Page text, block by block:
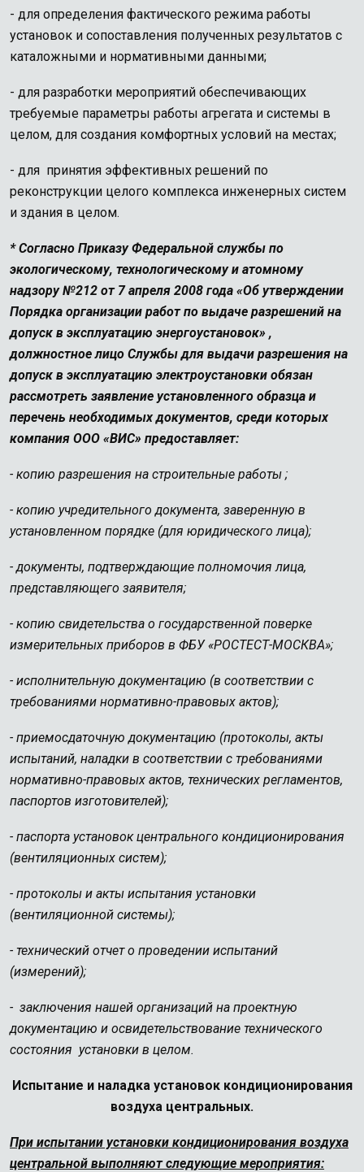
- для определения фактического режима работы
установок и сопоставления полученных результатов с
каталожными и нормативными данными;
- для разработки мероприятий обеспечивающих
требуемые параметры работы агрегата и системы в
целом, для создания комфортных условий на местах;
- для принятия эффективных решений по
реконструкции целого комплекса инженерных систем
и здания в целом.
* Согласно Приказу Федеральной службы по
экологическому, технологическому и атомному
надзору №212 от 7 апреля 2008 года «Об утверждении
Порядка организации работ по выдаче разрешений на
допуск в эксплуатацию энергоустановок» ,
должностное лицо Службы для выдачи разрешения на
допуск в эксплуатацию электроустановки обязан
рассмотреть заявление установленного образца и
перечень необходимых документов, среди которых
компания ООО «ВИС» предоставляет:
- копию разрешения на строительные работы ;
- копию учредительного документа, заверенную в
установленном порядке (для юридического лица);
- документы, подтверждающие полномочия лица,
представляющего заявителя;
- копию свидетельства о государственной поверке
измерительных приборов в ФБУ «РОСТЕСТ-МОСКВА»;
- исполнительную документацию (в соответствии с
требованиями нормативно-правовых актов);
- приемосдаточную документацию (протоколы, акты
испытаний, наладки в соответствии с требованиями
нормативно-правовых актов, технических регламентов,
паспортов изготовителей);
- паспорта установок центрального кондиционирования
(вентиляционных систем);
- протоколы и акты испытания установки
(вентиляционной системы);
- технический отчет о проведении испытаний
(измерений);
- заключения нашей организаций на проектную
документацию и освидетельствование технического
состояния установки в целом.
Испытание и наладка установок кондиционирования
воздуха центральных.
При испытании установки кондиционирования воздуха
центральной выполняют следующие мероприятия: